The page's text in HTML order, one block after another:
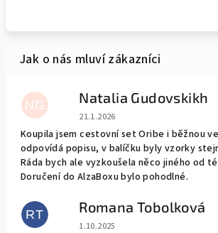
NG Natalia Gudovskikh
Hodnocení obchodu je 5 z 5
21.1.2026
Koupila jsem cestovní set Oribe i běžnou
odpovídá popisu, v balíčku byly vzorky
Ráda bych ale vyzkoušela něco jiného od
Doručení do AlzaBoxu bylo pohodlné.
RT Romana Tobolková
Hodnocení obchodu je 5 z 5
1.10.2025